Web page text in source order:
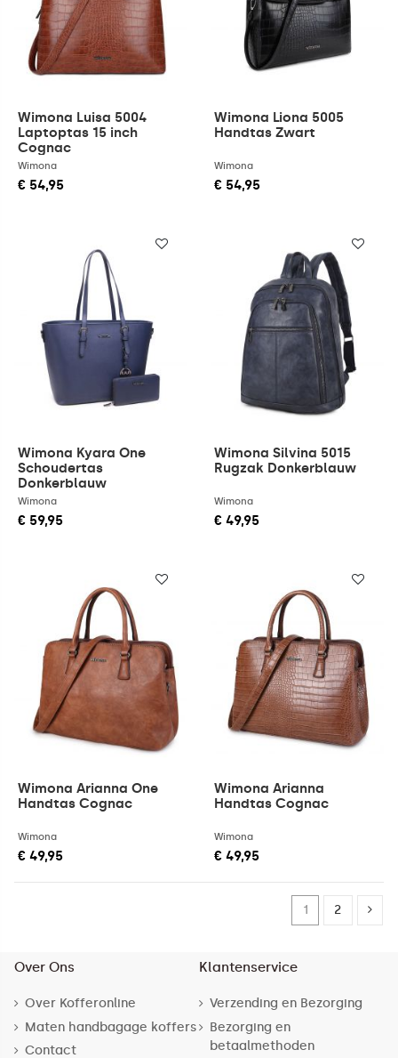
Wimona Luisa 5004
Laptoptas 15 inch
Cognac
Wimona
€ 54,95
Wimona Liona 5005
Handtas Zwart
Wimona
€ 54,95
Wimona Kyara One
Schoudertas
Donkerblauw
Wimona
€ 59,95
Wimona Silvina 5015
Rugzak Donkerblauw
Wimona
€ 49,95
Wimona Arianna One
Handtas Cognac
Wimona
€ 49,95
Wimona Arianna
Handtas Cognac
Wimona
€ 49,95
1 2
Over Ons
Over Kofferonline
Maten handbagage koffers
Contact
Klantenservice
Verzending en Bezorging
Bezorging en
betaalmethoden